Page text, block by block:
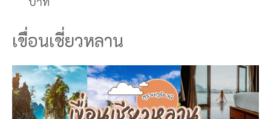
เขื่อนเชี่ยวหลาน